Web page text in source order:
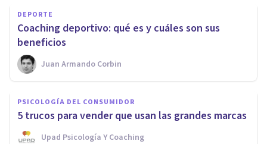
DEPORTE
Coaching deportivo: qué es y cuáles son sus
beneficios
Juan Armando Corbin
PSICOLOGÍA DEL CONSUMIDOR
5 trucos para vender que usan las grandes marcas
Upad Psicología Y Coaching